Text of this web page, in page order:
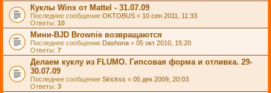
Куклы Winx от Mattel - 31.07.09
Последнее сообщение OKTOBUS « 10 сен 2011, 11:33
Ответы: 10
Мини-BJD Brownie возвращаются
Последнее сообщение Dashona « 05 окт 2010, 15:20
Ответы: 7
Делаем куклу из FLUMO. Гипсовая форма и отливка. 29-
30.07.09
Последнее сообщение Sirickss « 05 дек 2009, 20:03
Ответы: 3